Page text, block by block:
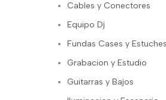
Cables y Conectores
Equipo Dj
Fundas Cases y Estuches
Grabacion y Estudio
Guitarras y Bajos